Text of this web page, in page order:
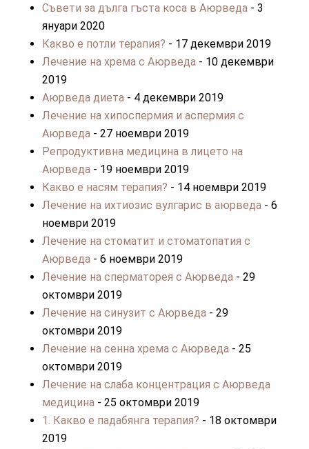
Съвети за дълга гъста коса в Аюрведа- 3
януари 2020
Какво е потли терапия? - 17 декември 2019
Лечение на хрема с Аюрведа- 10 декември
2019
Аюрведа диета- 4 декември 2019
Лечение на хипоспермия и аспермия с
Аюрведа- 27 ноември 2019
Репродуктивна медицина в лицето на
Аюрведа- 19 ноември 2019
Какво е насям терапия? - 14 ноември 2019
Лечение на ихтиозис вулгарис в аюрведа- 6
ноември 2019
Лечение на стоматит и стоматопатия с
Аюрведа- 6 ноември 2019
Лечение на сперматорея с Аюрведа- 29
октомври 2019
Лечение на синузит с Аюрведа- 29
октомври 2019
Лечение на сенна хрема с Аюрведа- 25
октомври 2019
Лечение на слаба концентрация с Аюрведа
медицина- 25 октомври 2019
1. Какво е падабянга терапия? - 18 октомври
2019